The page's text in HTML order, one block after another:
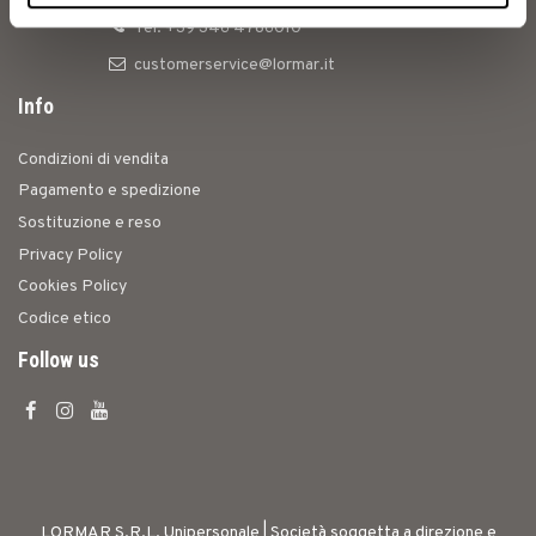
Tel: +39 346 4786010
customerservice@lormar.it
Info
Condizioni di vendita
Pagamento e spedizione
Sostituzione e reso
Privacy Policy
Cookies Policy
Codice etico
Follow us